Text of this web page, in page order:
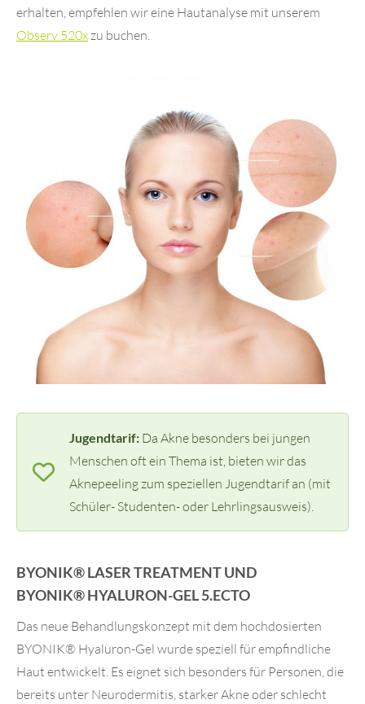
erhalten, empfehlen wir eine Hautanalyse mit unserem
Observ 520xzu buchen.
Jugendtarif: Da Akne besonders bei jungen
Menschen oft ein Thema ist, bieten wir das
Aknepeeling zum speziellen Jugendtarif an (mit
Schüler- Studenten- oder Lehrlingsausweis).
BYONIK® LASER TREATMENT UND
BYONIK® HYALURON-GEL5.ECTO
Das neue Behandlungskonzept mit dem hochdosierten
BYONIK® Hyaluron-Gel wurde speziell für empfindliche
Haut entwickelt. Es eignet sich besonders für Personen, die
bereits unter Neurodermitis, starker Akne oder schlecht